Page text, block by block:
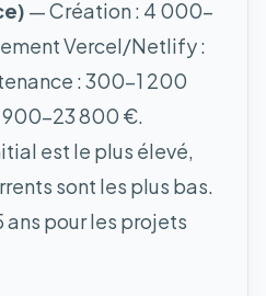
— Création : 4 000-
Vercel/Netlify :
: 300-1 200
900-23 800 €.
est le plus élevé,
sont les plus bas.
pour les projets